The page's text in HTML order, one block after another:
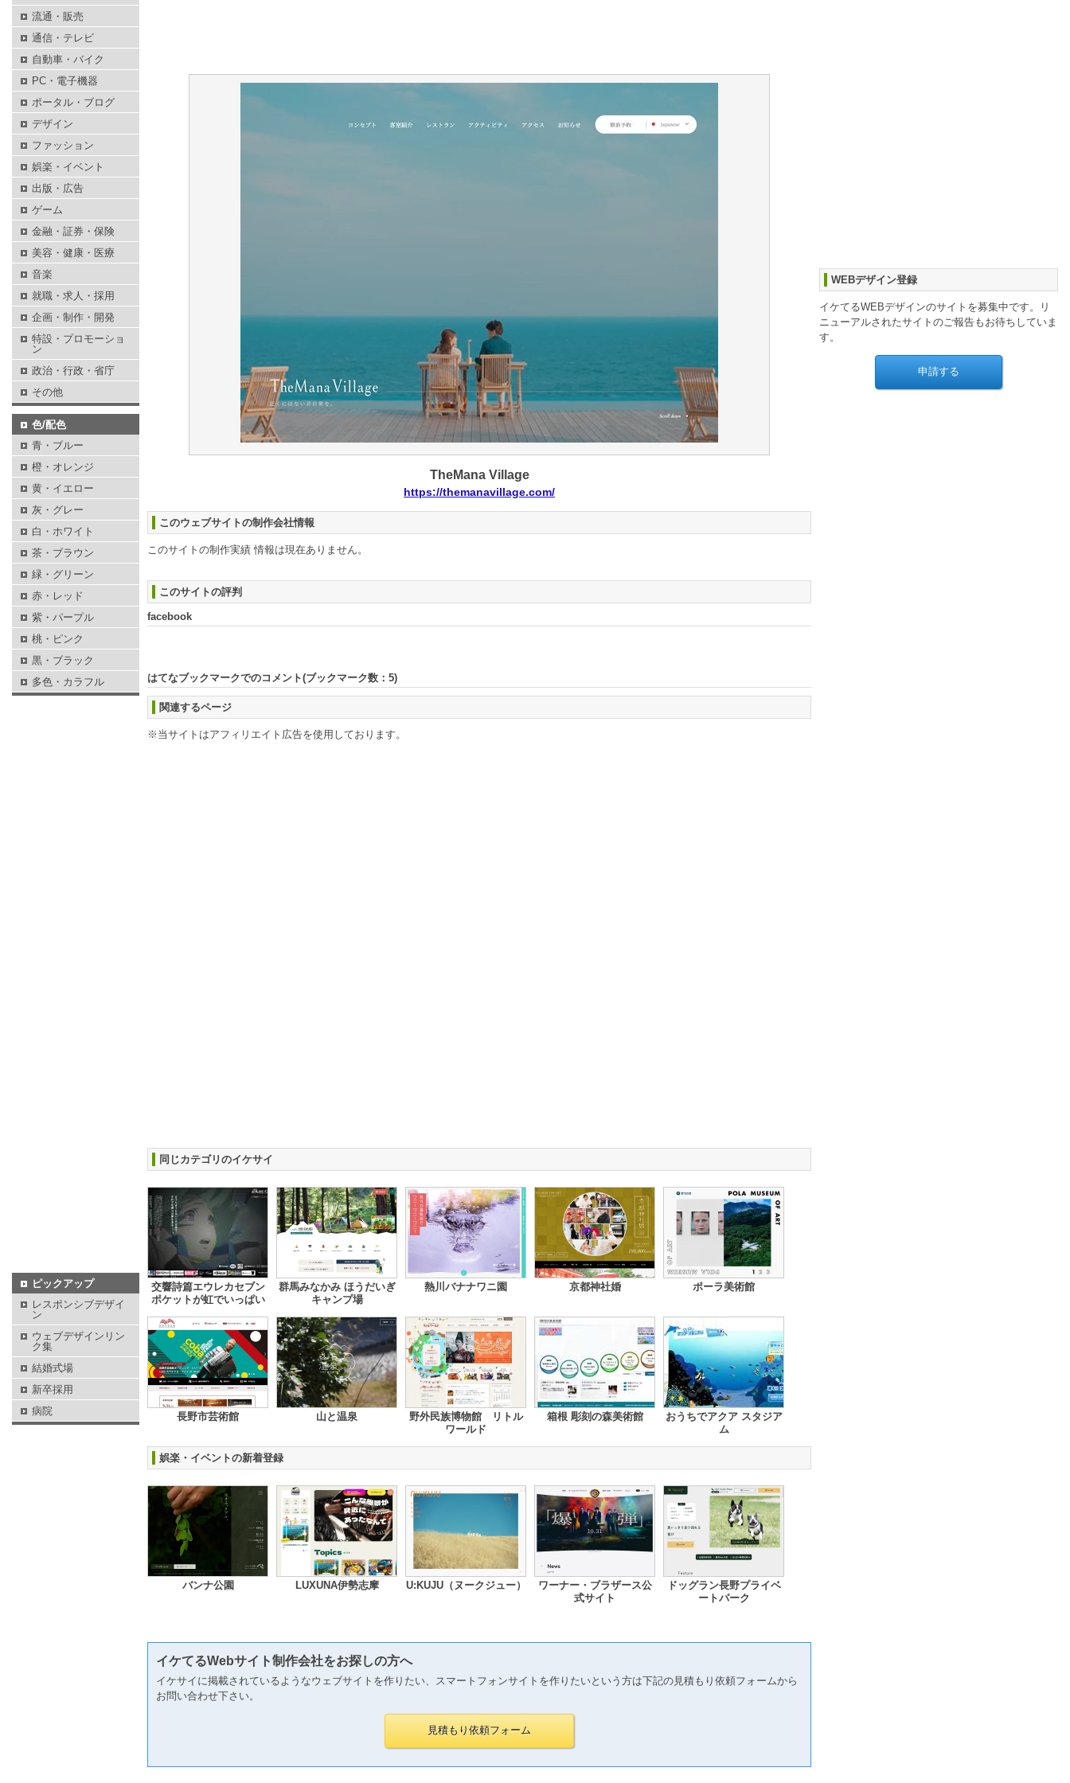
TheMana Village
https://themanavillage.com/
このウェブサイトの制作会社情報
このサイトの制作実績 情報は現在ありません。
このサイトの評判
facebook
はてなブックマークでのコメント(ブックマーク数： 5)
関連するページ
※当サイトはアフィリエイト広告を使用しております。
同じカテゴリのイケサイ
交響詩篇エウレカセブン
ポケットが虹でいっぱい
群馬みなかみ ほうだいぎ
キャンプ場
熱川バナナワニ園 京都神社婚 ポーラ美術館
長野市芸術館 山と温泉
野外民族博物館 リトル
ワールド
箱根 彫刻の森美術館
おうちでアクア スタジア
ム
娯楽・イベントの新着登録
バンナ公園 LUXUNA伊勢志摩 U:KUJU（ヌークジュー）
ワーナー・ブラザース公
式サイト
ドッグラン長野プライベ
ートパーク
イケてるWebサイト制作会社をお探しの方へ
イケサイに掲載されているようなウェブサイトを作りたい、スマートフォンサイトを作りたいという方は下記の見積もり依頼フォームから
お問い合わせ下さい。
WEBデザイン登録
イケてるWEBデザインのサイトを募集中です。リ
ニューアルされたサイトのご報告もお待ちしていま
す。
流通・販売
通信・テレビ
自動車・バイク
PC・電子機器
ポータル・ブログ
デザイン
ファッション
娯楽・イベント
出版・広告
ゲーム
金融・証券・保険
美容・健康・医療
音楽
就職・求人・採用
企画・制作・開発
特設・プロモーショ
ン
政治・行政・省庁
その他
色/配色
青・ブルー
橙・オレンジ
黄・イエロー
灰・グレー
白・ホワイト
茶・ブラウン
緑・グリーン
赤・レッド
紫・パープル
桃・ピンク
黒・ブラック
多色・カラフル
ピックアップ
レスポンシブデザイ
ン
ウェブデザインリン
ク集
結婚式場
新卒採用
病院